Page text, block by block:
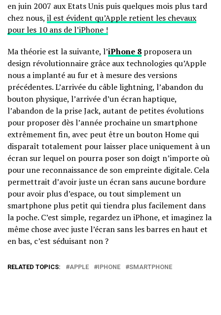
en juin 2007 aux Etats Unis puis quelques mois plus tard
chez nous, il est évident qu’Apple retient les chevaux
pour les 10 ans de l’iPhone !
Ma théorie est la suivante, l’iPhone 8 proposera un
design révolutionnaire grâce aux technologies qu’Apple
nous a implanté au fur et à mesure des versions
précédentes. L’arrivée du câble lightning, l’abandon du
bouton physique, l’arrivée d’un écran haptique,
l’abandon de la prise Jack, autant de petites évolutions
pour proposer dès l’année prochaine un smartphone
extrêmement fin, avec peut être un bouton Home qui
disparaît totalement pour laisser place uniquement à un
écran sur lequel on pourra poser son doigt n’importe où
pour une reconnaissance de son empreinte digitale. Cela
permettrait d’avoir juste un écran sans aucune bordure
pour avoir plus d’espace, ou tout simplement un
smartphone plus petit qui tiendra plus facilement dans
la poche. C’est simple, regardez un iPhone, et imaginez la
même chose avec juste l’écran sans les barres en haut et
en bas, c’est séduisant non ?
RELATED TOPICS: APPLE IPHONE SMARTPHONE